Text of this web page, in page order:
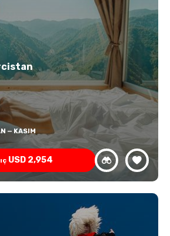
— KASIM
USD 2,954